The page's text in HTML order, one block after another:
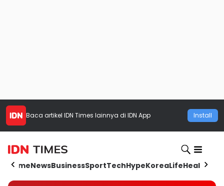
Baca artikel IDN Times lainnya di IDN App Install
HomeNewsBusinessSportTechHypeKoreaLifeHealth